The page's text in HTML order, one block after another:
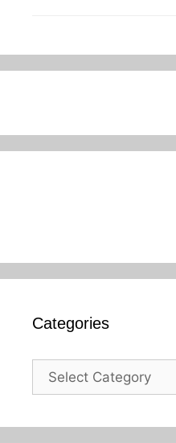
Categories
Categories